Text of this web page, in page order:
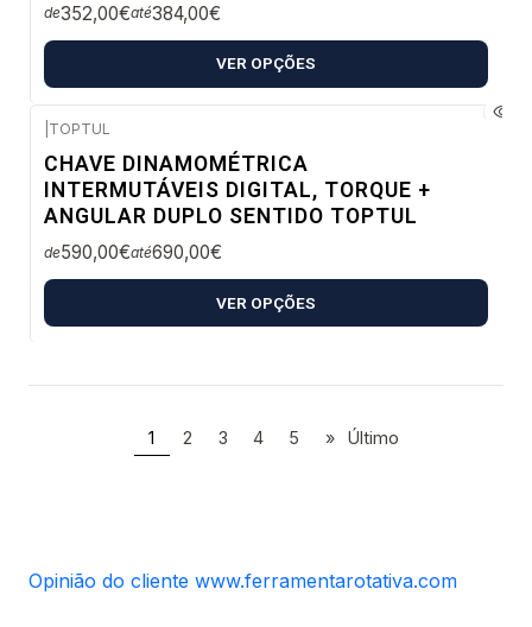
de352,00€até384,00€
VER OPÇÕES
TOPTUL
CHAVE DINAMOMÉTRICA
INTERMUTÁVEIS DIGITAL, TORQUE +
ANGULAR DUPLO SENTIDO TOPTUL
de590,00€até690,00€
VER OPÇÕES
1 2 3 4 5 » Último
Opinião do cliente www.ferramentarotativa.com